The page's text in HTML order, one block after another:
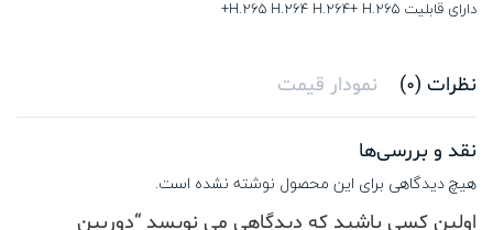
دارای قابلیت H.265 H.264 H.264+ H.265+
نظرات (0) نمودار قیمت
نقد و بررسی‌ها
هیچ دیدگاهی برای این محصول نوشته نشده است.
اولین کسی باشید که دیدگاهی می نویسد “دوربین